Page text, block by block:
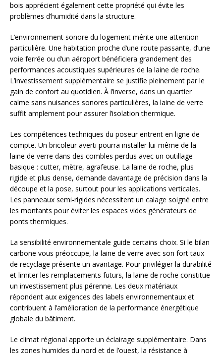
bois apprécient également cette propriété qui évite les
problèmes d’humidité dans la structure.
L’environnement sonore du logement mérite une attention
particulière. Une habitation proche d’une route passante, d’une
voie ferrée ou d’un aéroport bénéficiera grandement des
performances acoustiques supérieures de la laine de roche.
L’investissement supplémentaire se justifie pleinement par le
gain de confort au quotidien. À l’inverse, dans un quartier
calme sans nuisances sonores particulières, la laine de verre
suffit amplement pour assurer l’isolation thermique.
Les compétences techniques du poseur entrent en ligne de
compte. Un bricoleur averti pourra installer lui-même de la
laine de verre dans des combles perdus avec un outillage
basique : cutter, mètre, agrafeuse. La laine de roche, plus
rigide et plus dense, demande davantage de précision dans la
découpe et la pose, surtout pour les applications verticales.
Les panneaux semi-rigides nécessitent un calage soigné entre
les montants pour éviter les espaces vides générateurs de
ponts thermiques.
La sensibilité environnementale guide certains choix. Si le bilan
carbone vous préoccupe, la laine de verre avec son fort taux
de recyclage présente un avantage. Pour privilégier la durabilité
et limiter les remplacements futurs, la laine de roche constitue
un investissement plus pérenne. Les deux matériaux
répondent aux exigences des labels environnementaux et
contribuent à l’amélioration de la performance énergétique
globale du bâtiment.
Le climat régional apporte un éclairage supplémentaire. Dans
les zones humides du nord et de l’ouest, la résistance à